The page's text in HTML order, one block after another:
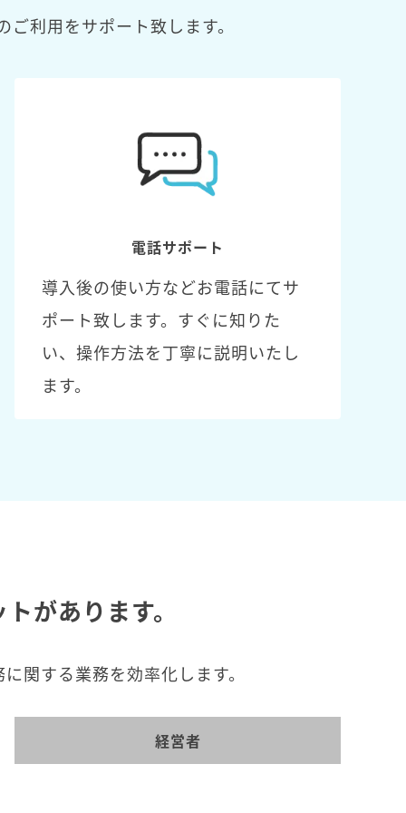
利用をサポート致します。
電話サポート
導入後の使い方などお電話にてサ
ポート致します。すぐに知りた
い、操作方法を丁寧に説明いたし
ます。
があります。
関する業務を効率化します。
経営者